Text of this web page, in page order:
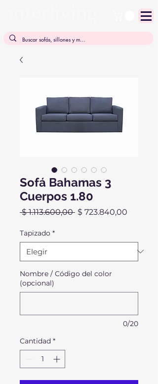
Sofá Bahamas 3
Cuerpos 1.80
$ 1.113.600,00 Precio
$ 723.840,00
Tapizado *
Nombre / Código del color
(opcional)
0/20
Cantidad *